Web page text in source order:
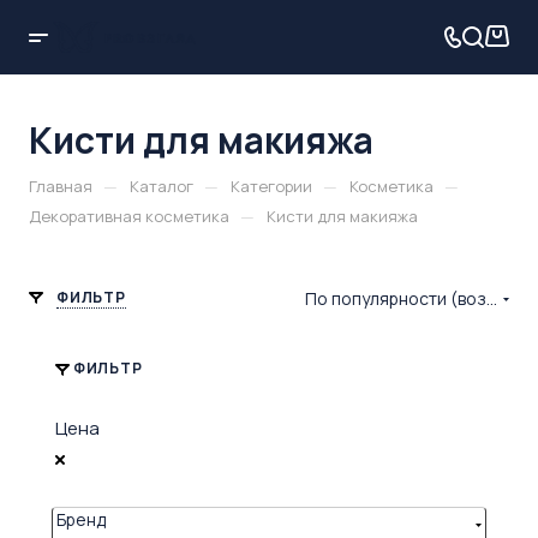
Кисти для макияжа
Главная — Каталог — Категории — Косметика —
Декоративная косметика — Кисти для макияжа
ФИЛЬТР По популярности (возрастание)
ФИЛЬТР
Цена
Бренд